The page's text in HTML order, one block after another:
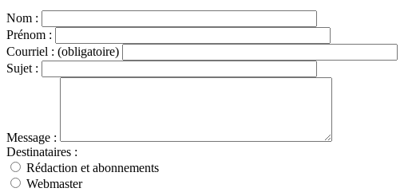
Nom :
Prénom :
Courriel : (obligatoire)
Sujet :
Message :
Destinataires :
Rédaction et abonnements
Webmaster